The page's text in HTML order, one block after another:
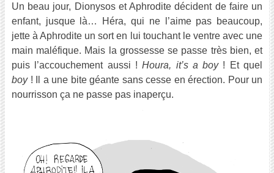
Un beau jour, Dionysos et Aphrodite décident de faire un
enfant, jusque là… Héra, qui ne l’aime pas beaucoup,
jette à Aphrodite un sort en lui touchant le ventre avec une
main maléfique. Mais la grossesse se passe très bien, et
puis l’accouchement aussi !Houra, it’s a boy ! Et quel
boy ! Il a une bite géante sans cesse en érection. Pour un
nourrisson ça ne passe pas inaperçu.